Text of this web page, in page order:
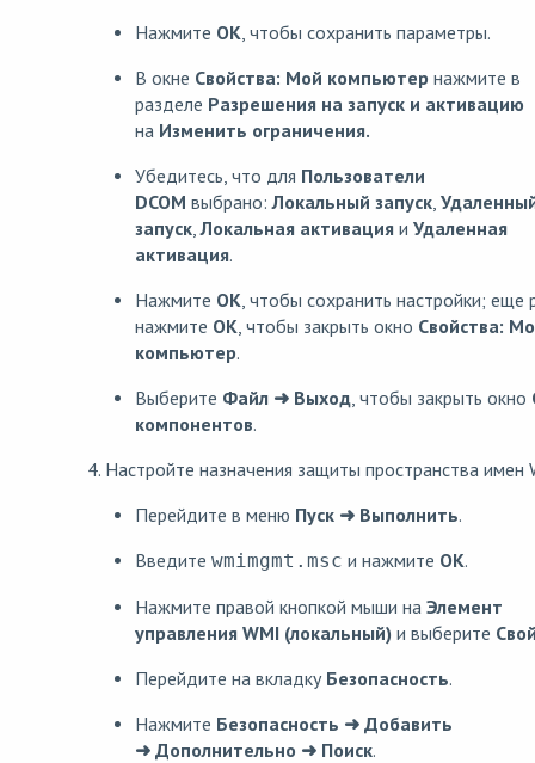
Нажмите OK , чтобы сохранить параметры.
В окне Свойства: Мой компьютер нажмите в
разделе Разрешения на запуск и активацию
на Изменить ограничения.
Убедитесь, что для Пользователи
DCOM выбрано:Локальный запуск
запуск ,Локальная активация и Удаленная
активация.
Нажмите OK , чтобы сохранить настройки; еще
нажмите OK , чтобы закрыть окно Свойства:
компьютер.
Выберите Файл ➜ Выход , чтобы закрыть окно
компонентов.
4. Настройте назначения защиты пространства имен
Перейдите в меню Пуск ➜ Выполнить.
Введите wmimgmt.msc и нажмите OK.
Нажмите правой кнопкой мыши на Элемент
управления WMI (локальный) и выберите
Перейдите на вкладку Безопасность.
Нажмите Безопасность ➜ Добавить
➜ Дополнительно ➜ Поиск.